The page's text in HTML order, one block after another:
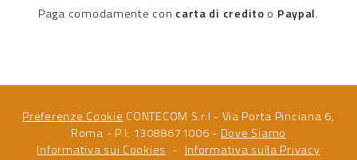
Paga comodamente con carta di credito o Paypal.
Preferenze Cookie CONTECOM S.r.l - Via Porta Pinciana 6,
Roma - P.I: 13088671006 -Dove Siamo
Informativa sui Cookies
Informativa sulla Privacy